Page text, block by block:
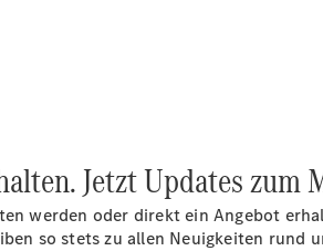
Jetzt Updates zum
werden oder direkt ein Angebot
so stets zu allen Neuigkeiten rund